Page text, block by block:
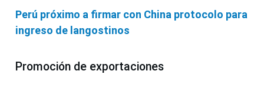
Perú próximo a firmar con China protocolo para
ingreso de langostinos
Promoción de exportaciones